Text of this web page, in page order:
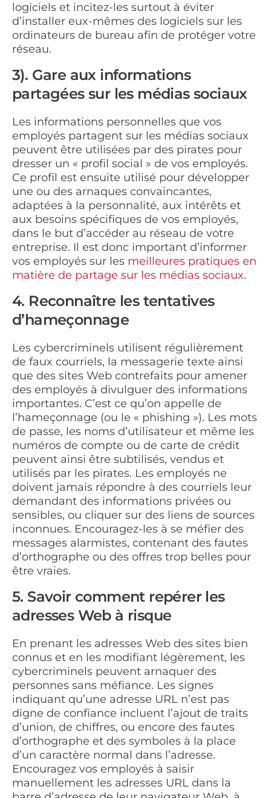
logiciels et incitez-les surtout à éviter
d’installer eux-mêmes des logiciels sur les
ordinateurs de bureau afin de protéger votre
réseau.
3). Gare aux informations
partagées sur les médias sociaux
Les informations personnelles que vos
employés partagent sur les médias sociaux
peuvent être utilisées par des pirates pour
dresser un « profil social » de vos employés.
Ce profil est ensuite utilisé pour développer
une ou des arnaques convaincantes,
adaptées à la personnalité, aux intérêts et
aux besoins spécifiques de vos employés,
dans le but d’accéder au réseau de votre
entreprise. Il est donc important d’informer
vos employés sur les meilleures pratiques en
matière de partage sur les médias sociaux.
4. Reconnaître les tentatives
d’hameçonnage
Les cybercriminels utilisent régulièrement
de faux courriels, la messagerie texte ainsi
que des sites Web contrefaits pour amener
des employés à divulguer des informations
importantes. C’est ce qu’on appelle de
l’hameçonnage (ou le « phishing »). Les mots
de passe, les noms d’utilisateur et même les
numéros de compte ou de carte de crédit
peuvent ainsi être subtilisés, vendus et
utilisés par les pirates. Les employés ne
doivent jamais répondre à des courriels leur
demandant des informations privées ou
sensibles, ou cliquer sur des liens de sources
inconnues. Encouragez-les à se méfier des
messages alarmistes, contenant des fautes
d’orthographe ou des offres trop belles pour
être vraies.
5. Savoir comment repérer les
adresses Web à risque
En prenant les adresses Web des sites bien
connus et en les modifiant légèrement, les
cybercriminels peuvent arnaquer des
personnes sans méfiance. Les signes
indiquant qu’une adresse URL n’est pas
digne de confiance incluent l’ajout de traits
d’union, de chiffres, ou encore des fautes
d’orthographe et des symboles à la place
d’un caractère normal dans l’adresse.
Encouragez vos employés à saisir
manuellement les adresses URL dans la